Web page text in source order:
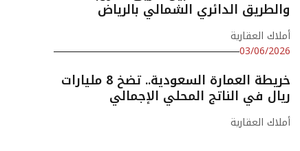
والطريق الدائري الشمالي بالرياض
أملاك العقارية
03/06/2026
خريطة العمارة السعودية.. تضخ 8 مليارات
ريال في الناتج المحلي الإجمالي
أملاك العقارية